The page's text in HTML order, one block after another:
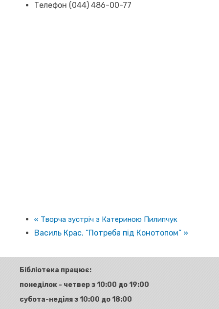
Телефон (044) 486-00-77
« Творча зустріч з Катериною Пилипчук
Василь Крас. “Потреба під Конотопом” »
Бібліотека працює:
понеділок - четвер з 10:00 до 19:00
субота-неділя з 10:00 до 18:00